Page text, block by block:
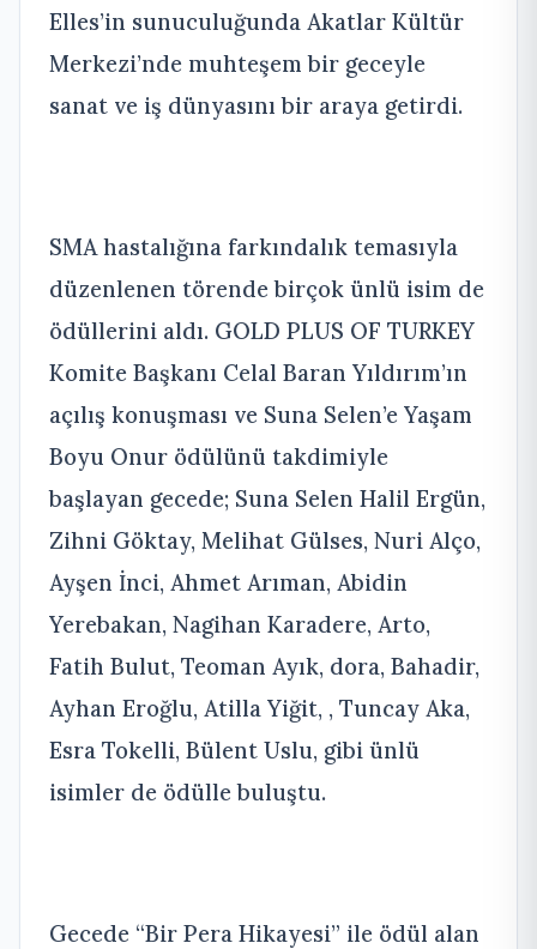
Elles’in sunuculuğunda Akatlar Kültür
Merkezi’nde muhteşem bir geceyle
sanat ve iş dünyasını bir araya getirdi.
SMA hastalığına farkındalık temasıyla
düzenlenen törende birçok ünlü isim de
ödüllerini aldı. GOLD PLUS OF TURKEY
Komite Başkanı Celal Baran Yıldırım’ın
açılış konuşması ve Suna Selen’e Yaşam
Boyu Onur ödülünü takdimiyle
başlayan gecede; Suna Selen Halil Ergün,
Zihni Göktay, Melihat Gülses, Nuri Alço,
Ayşen İnci, Ahmet Arıman, Abidin
Yerebakan, Nagihan Karadere, Arto,
Fatih Bulut, Teoman Ayık, dora, Bahadir,
Ayhan Eroğlu, Atilla Yiğit, , Tuncay Aka,
Esra Tokelli, Bülent Uslu, gibi ünlü
isimler de ödülle buluştu.
Gecede “Bir Pera Hikayesi” ile ödül alan